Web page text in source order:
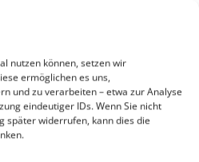
nutzen können, setzen wir
ermöglichen es uns,
und zu verarbeiten – etwa zur Analyse
eindeutiger IDs. Wenn Sie nicht
später widerrufen, kann dies die
aktuelle Modernisierung der
der Idee der Universität.
Kritik und Vision? Ein
aus dem Frankfurter Institut
6 (1998),S. 5-27.